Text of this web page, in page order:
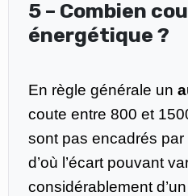
5 – Combien
énergétique ?
En règle générale un
coute entre 800 et
sont pas encadrés
d’où l’écart pouvant
considérablement